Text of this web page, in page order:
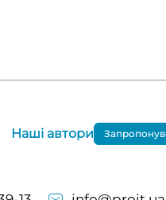
Наші автори